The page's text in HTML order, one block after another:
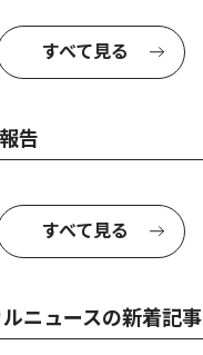
すべて見る
告
すべて見る
ニュースの新着記事